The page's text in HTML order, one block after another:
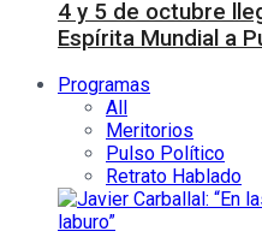
4 y 5 de octubre
Espírita Mundial a
Programas
All
Meritorios
Pulso Político
Retrato Hablado